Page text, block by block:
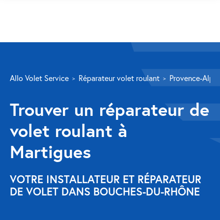
Volet roulant
Réparation
Volet roulant Velux
Au-delà de la fenêtre
Réparation store banne
Réparation portail
Allo Volet Service Réparateur volet roulant Provence-
Trouver un réparateur de
volet roulant à
Martigues
VOTRE INSTALLATEUR ET RÉPARATEUR
DE VOLET DANS BOUCHES-DU-RHÔNE